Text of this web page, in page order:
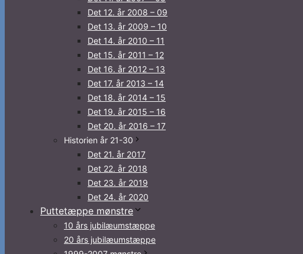
Det 12. år 2008 – 09
Det 13. år 2009 – 10
Det 14. år 2010 – 11
Det 15. år 2011 – 12
Det 16. år 2012 – 13
Det 17. år 2013 – 14
Det 18. år 2014 – 15
Det 19. år 2015 – 16
Det 20. år 2016 – 17
Historien år 21-30
Det 21. år 2017
Det 22. år 2018
Det 23. år 2019
Det 24. år 2020
Puttetæppe mønstre
10 års jubilæumstæppe
20 års jubilæumstæppe